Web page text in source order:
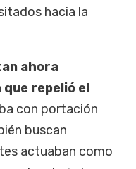
hacia la
ahora
repelió el
con portación
buscan
actuaban como